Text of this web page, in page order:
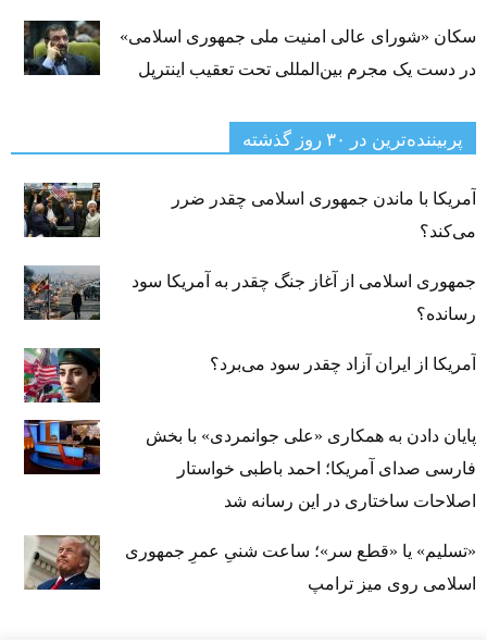
سکان «شورای عالی امنیت ملی جمهوری اسلامی»
در دست یک مجرم بین‌المللی تحت تعقیب اینترپل
پربیننده‌ترین‌ در ۳۰ روز گذشته
آمریکا با ماندن جمهوری اسلامی چقدر ضرر
می‌کند؟
جمهوری اسلامی از آغاز جنگ چقدر به آمریکا سود
رسانده؟
آمریکا از ایران آزاد چقدر سود می‌برد؟
پایان دادن به همکاری «علی جوانمردی» با بخش
فارسی صدای آمریکا؛ احمد باطبی خواستار
اصلاحات ساختاری در این رسانه شد
«تسلیم» یا «قطع سر»؛ ساعت شنیِ عمرِ جمهوری
اسلامی روی میز ترامپ